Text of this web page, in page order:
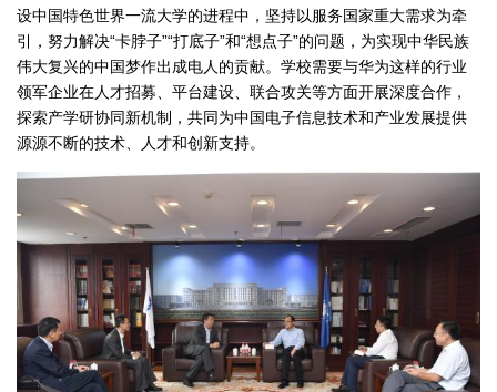
设中国特色世界一流大学的进程中，坚持以服务国家重大需求为牵
引，努力解决“卡脖子”“打底子”和“想点子”的问题，为实现中华民族
伟大复兴的中国梦作出成电人的贡献。学校需要与华为这样的行业
领军企业在人才招募、平台建设、联合攻关等方面开展深度合作，
探索产学研协同新机制，共同为中国电子信息技术和产业发展提供
源源不断的技术、人才和创新支持。